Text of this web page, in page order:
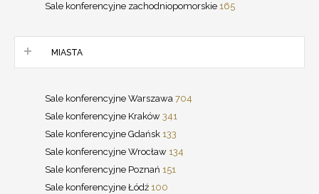
Sale konferencyjne zachodniopomorskie 165
MIASTA
Sale konferencyjne Warszawa 704
Sale konferencyjne Kraków 341
Sale konferencyjne Gdańsk 133
Sale konferencyjne Wrocław 134
Sale konferencyjne Poznań 151
Sale konferencyjne Łódź 100